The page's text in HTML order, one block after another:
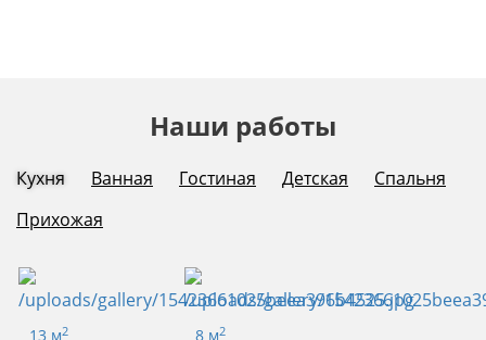
Наши работы
Кухня Ванная Гостиная Детская
Спальня
Прихожая
13 м2 8 м2